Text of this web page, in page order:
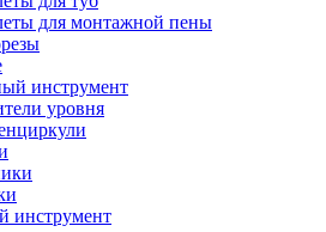
для монтажной пены
инструмент
уровня
инструмент